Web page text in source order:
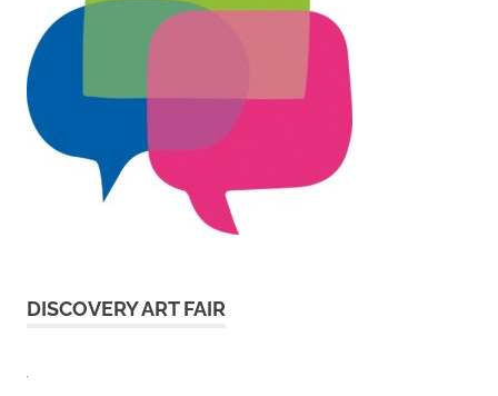
DISCOVERY ART FAIR